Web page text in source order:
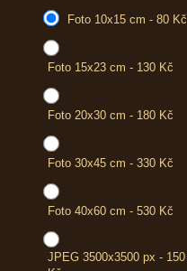
Foto 10x15 cm - 80 Kč
Foto 15x23 cm - 130 Kč
Foto 20x30 cm - 180 Kč
Foto 30x45 cm - 330 Kč
Foto 40x60 cm - 530 Kč
JPEG 3500x3500 px - 150